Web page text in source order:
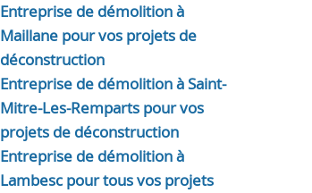
Entreprise de démolition à
Maillane pour vos projets de
déconstruction
Entreprise de démolition à Saint-
Mitre-Les-Remparts pour vos
projets de déconstruction
Entreprise de démolition à
Lambesc pour tous vos projets